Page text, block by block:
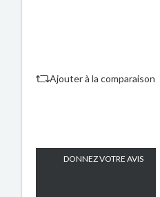
Ajouter à la comparaison
DONNEZ VOTRE AVIS